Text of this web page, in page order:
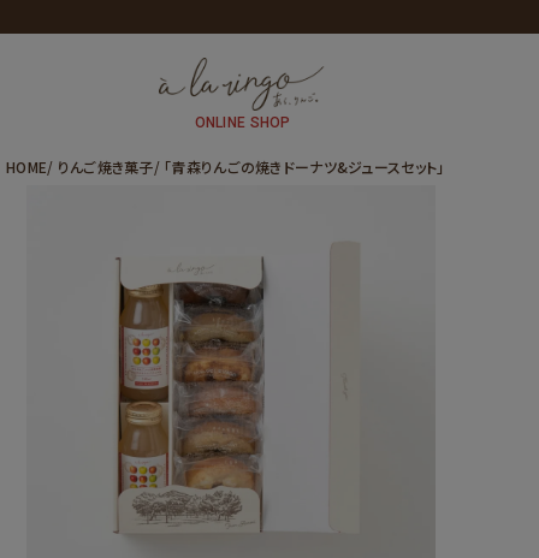
ONLINE SHOP
HOME りんご焼き菓子 「青森りんごの焼きドーナツ&ジュースセット」